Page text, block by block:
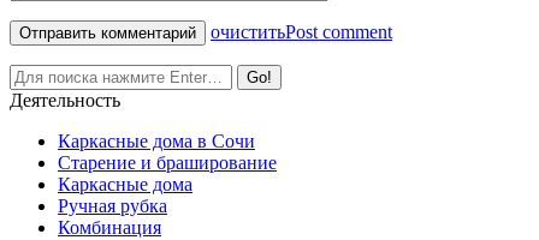
очиститьPost comment
Деятельность
Каркасные дома в Сочи
Старение и браширование
Каркасные дома
Ручная рубка
Комбинация